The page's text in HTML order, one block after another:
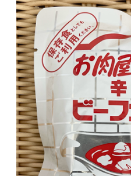
■栄養成分表示 1袋
エネルギー
質:14.4g 炭水化物
定値）
【お肉屋さんのビーフ
口）】
■原材料名：野菜（た